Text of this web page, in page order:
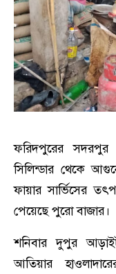
ফরিদপুরের সদরপুর
সিলিন্ডার থেকে
ফায়ার সার্ভিসের
পেয়েছে পুরো বাজার।
শনিবার দুপুর
আতিয়ার